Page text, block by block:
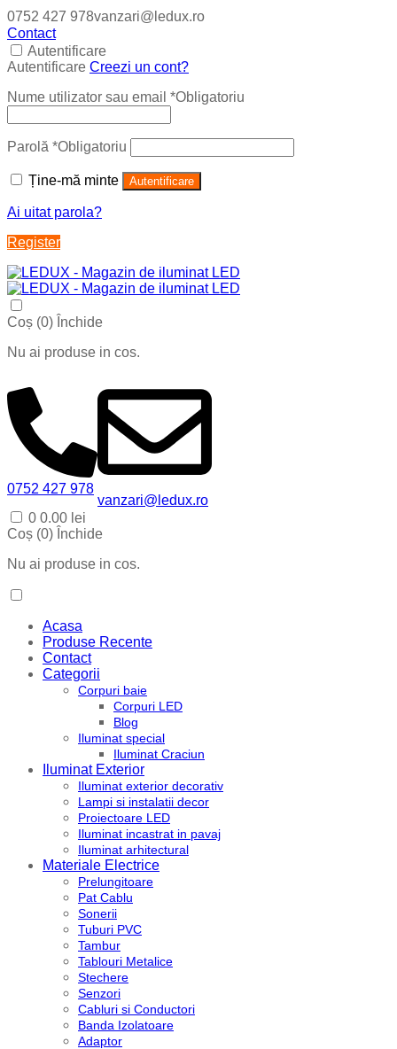
0752 427 978vanzari@ledux.ro
Contact
Autentificare
Autentificare Creezi un cont?
Nume utilizator sau email *Obligatoriu
Parolă *Obligatoriu
Ține-mă minte Autentificare
Ai uitat parola?
Register
Coș (0) Închide
Nu ai produse in cos.
0752 427 978
vanzari@ledux.ro
0 0.00 lei
Coș (0) Închide
Nu ai produse in cos.
Acasa
Produse Recente
Contact
Categorii
Corpuri baie
Corpuri LED
Blog
Iluminat special
Iluminat Craciun
Iluminat Exterior
Iluminat exterior decorativ
Lampi si instalatii decor
Proiectoare LED
Iluminat incastrat in pavaj
Iluminat arhitectural
Materiale Electrice
Prelungitoare
Pat Cablu
Sonerii
Tuburi PVC
Tambur
Tablouri Metalice
Stechere
Senzori
Cabluri si Conductori
Banda Izolatoare
Adaptor